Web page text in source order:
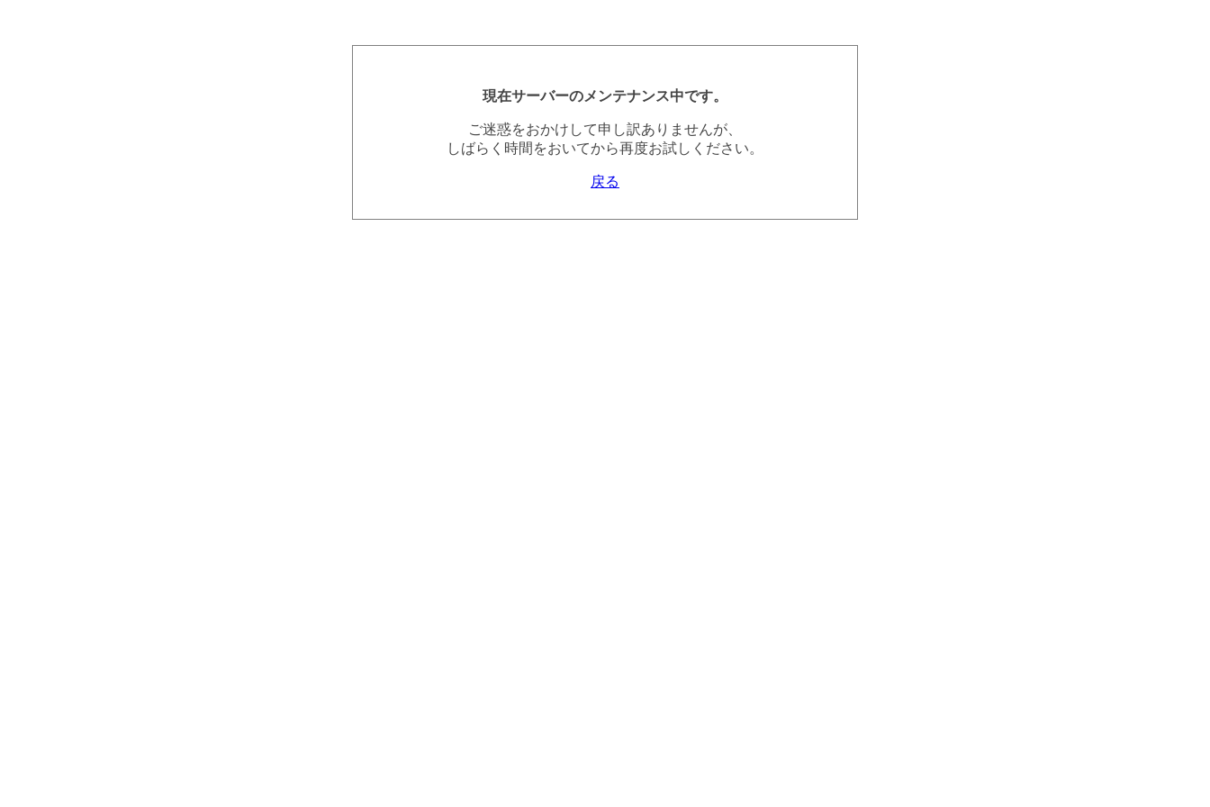
現在サーバーのメンテナンス中です。
ご迷惑をおかけして申し訳ありませんが、
しばらく時間をおいてから再度お試しください。
戻る